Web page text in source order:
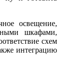
освещение,
шкафами,
схем
интеграцию